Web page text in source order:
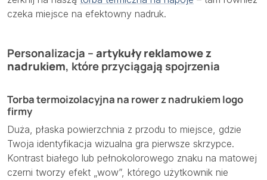
czeka miejsce na efektowny nadruk.
Personalizacja –artykuły reklamowe z
nadrukiem, które przyciągają spojrzenia
Torba termoizolacyjna na rower z nadrukiem logo
firmy
Duża, płaska powierzchnia z przodu to miejsce, gdzie
Twoja identyfikacja wizualna gra pierwsze skrzypce.
Kontrast białego lub pełnokolorowego znaku na matowej
czerni tworzy efekt „wow”, którego użytkownik nie